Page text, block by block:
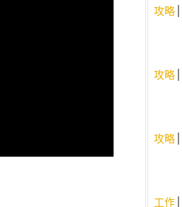
攻略
攻略
攻略
工作